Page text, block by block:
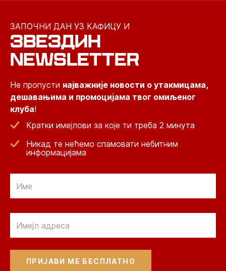
ЗАПОЧНИ ДАН УЗ КАФИЦУ И
ЗВЕЗДИН
NEWSLETTER
Не пропусти најважније новости о утакмицама,
дешавањима и промоцијама твог омиљеног
клуба!
Кратки имејлови за које ти треба 2 минута
Никад те нећемо спамовати небитним
информацијама